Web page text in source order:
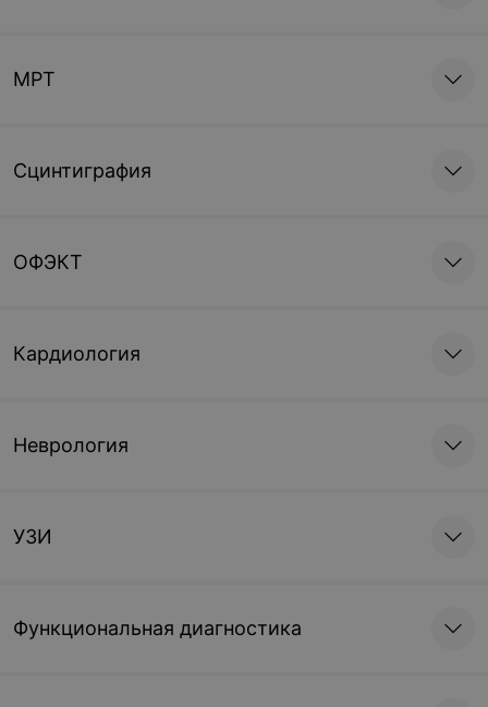
МРТ
Сцинтиграфия
ОФЭКТ
Кардиология
Неврология
УЗИ
Функциональная диагностика